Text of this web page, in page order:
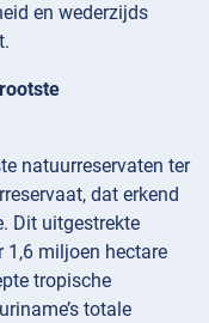
en wederzijds
natuurreservaten ter
dat erkend
Dit uitgestrekte
1,6 miljoen hectare
tropische
totale